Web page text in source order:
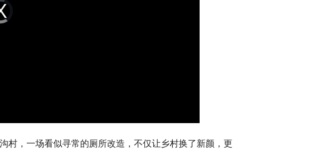
，一场看似寻常的厕所改造，不仅让乡村换了新颜，更